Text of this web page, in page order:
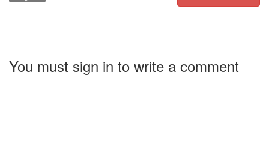
You must sign in to write a comment